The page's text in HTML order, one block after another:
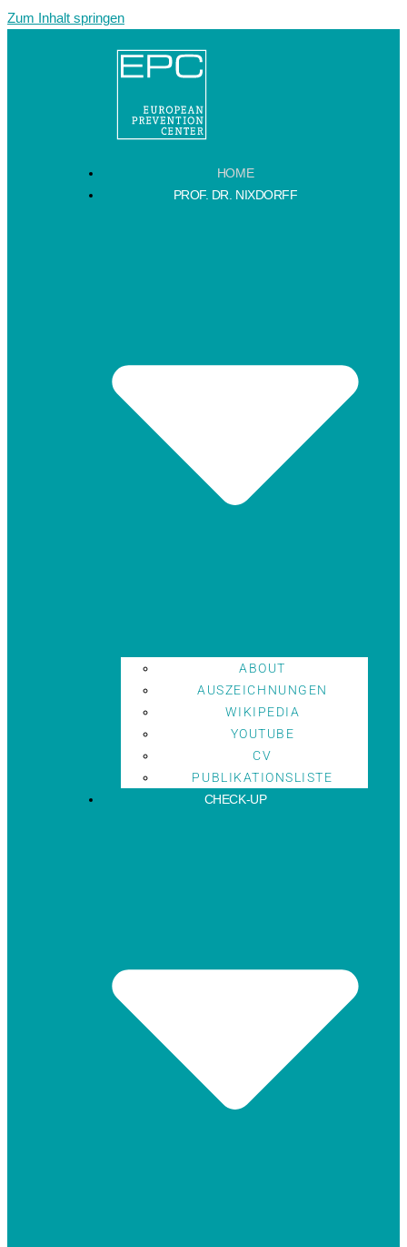
Zum Inhalt springen
HOME
PROF. DR. NIXDORFF
ABOUT
AUSZEICHNUNGEN
WIKIPEDIA
YOUTUBE
CV
PUBLIKATIONSLISTE
CHECK-UP